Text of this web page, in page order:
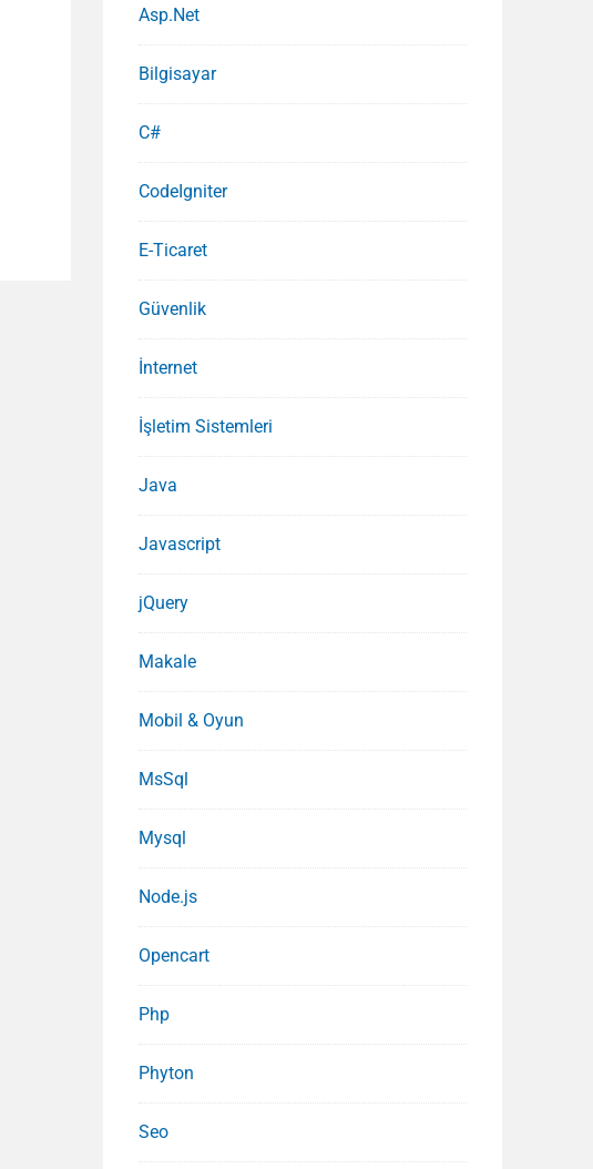
Asp.Net
Bilgisayar
C#
CodeIgniter
E-Ticaret
Güvenlik
İnternet
İşletim Sistemleri
Java
Javascript
jQuery
Makale
Mobil & Oyun
MsSql
Mysql
Node.js
Opencart
Php
Phyton
Seo